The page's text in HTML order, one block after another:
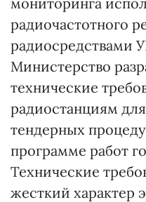
радиочастотного
радиосредствами
Министерство
технические
радиостанциям
тендерных
программе работ
Технические
жесткий характер